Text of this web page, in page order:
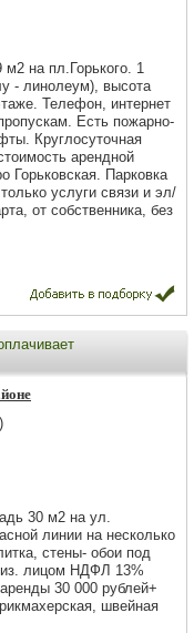
на пл.Горького. 1
- линолеум), высота
Телефон, интернет
Есть пожарно-
Круглосуточная
арендной
Горьковская. Парковка
услуги связи и эл/
от собственника, без
30 м2 на ул.
линии на несколько
стены- обои под
лицом НДФЛ 13%
30 000 рублей+
швейная